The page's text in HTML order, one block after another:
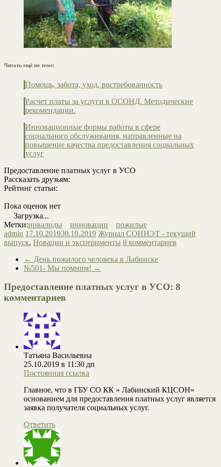
Читать ещё по теме:
Помощь, забота, уход, востребованность
Расчет платы за услуги в ОСОНД. Методические
рекомендации.
Инновационные формы работы в сфере
социального обслуживания, направленные на
повышение качества предоставления социальных
услуг
Предоставление платных услуг в УСО
Рассказать друзьям:
Рейтинг статьи:
Пока оценок нет
Загрузка...
Метки:инвалиды инновации
пожилые
admin 17.10.201930.10.2019 Журнал СОННЭТ - текущий
выпуск, Новации и эксперименты 8 комментариев
← День пожилого человека в Лабинске
№501- Мы помним! →
Предоставление платных услуг в УСО: 8
комментариев
Татьяна Васильевна
25.10.2019 в 11:30 дп
Постоянная ссылка
Главное, что в ГБУ СО КК » Лабинский КЦСОН»
основанием для предоставления платных услуг является
заявка получателя социальных услуг.
Ответить